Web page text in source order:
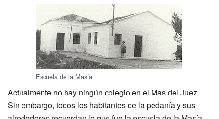
Escuela de la Masía
Actualmente no hay ningún colegio en el Mas del Juez.
Sin embargo, todos los habitantes de la pedanía y sus